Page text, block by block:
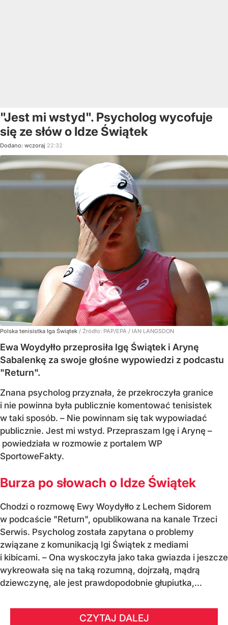
"Jest mi wstyd". Psycholog wycofuje
się ze słów o Idze Świątek
Dodano: wczoraj 22:32
Polska tenisistka Iga Świątek / Źródło: PAP/EPA / IAN LANGSDON
Ewa Woydyłło przeprosiła Igę Świątek i Arynę
Sabalenkę za swoje głośne wypowiedzi z podcastu
"Return".
Znana psycholog przyznała, że przekroczyła granice
i nie powinna była publicznie komentować tenisistek
w taki sposób. – Nie powinnam się tak wypowiadać
publicznie. Jest mi wstyd. Przepraszam Igę i Arynę –
powiedziała w rozmowie z portalem WP
SportoweFakty.
Burza po słowach o Idze Świątek
Chodzi o rozmowę Ewy Woydyłło z Lechem Sidorem
w podcaście "Return", opublikowana na kanale Trzeci
Serwis. Psycholog została zapytana o problemy
związane z komunikacją Igi Świątek z mediami
i kibicami. – Ona wyskoczyła jako taka gwiazda i jeszcze
wykreowała się na taką rozumną, dojrzałą, mądrą
dziewczynę, ale jest prawdopodobnie głupiutka,...
CZYTAJ DALEJ